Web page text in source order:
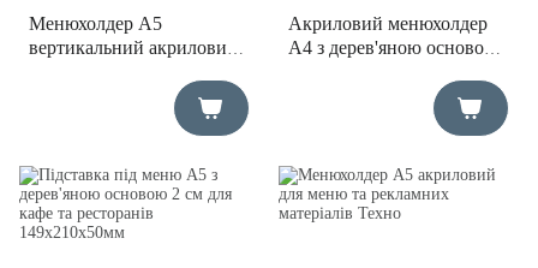
Менюхолдер А5
вертикальний акриловий
прайсів 149х235 мм
Акриловий менюхолдер
А4 з дерев'яною основою
рекламних матеріалів